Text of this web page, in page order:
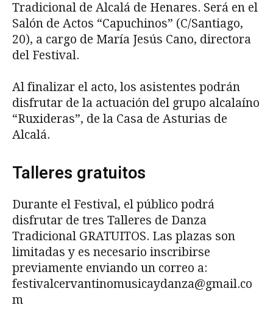
Tradicional de Alcalá de Henares. Será en el
Salón de Actos “Capuchinos” (C/Santiago,
20), a cargo de María Jesús Cano, directora
del Festival.
Al finalizar el acto, los asistentes podrán
disfrutar de la actuación del grupo alcalaíno
“Ruxideras”, de la Casa de Asturias de
Alcalá.
Talleres gratuitos
Durante el Festival, el público podrá
disfrutar de tres Talleres de Danza
Tradicional GRATUITOS. Las plazas son
limitadas y es necesario inscribirse
previamente enviando un correo a:
festivalcervantinomusicaydanza@gmail.co
m